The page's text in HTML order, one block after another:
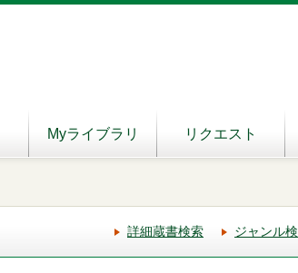
Myライブラリ リクエスト
詳細蔵書検索 ジャンル